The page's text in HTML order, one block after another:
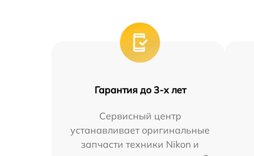
Гарантия до 3-х лет
Сервисный центр
устанавливает оригинальные
запчасти техники Nikon и